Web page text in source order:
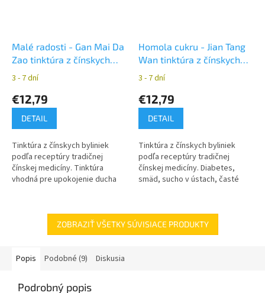
Malé radosti - Gan Mai Da
Zao tinktúra z čínskych
bylín YaoMedica
3 - 7 dní
€12,79
DETAIL
Tinktúra z čínskych byliniek
podľa receptúry tradičnej
čínskej medicíny. Tinktúra
vhodná pre upokojenie ducha
Homola cukru - Jian Tang
Wan tinktúra z čínskych
bylín YaoMedica
3 - 7 dní
€12,79
DETAIL
Tinktúra z čínskych byliniek
podľa receptúry tradičnej
čínskej medicíny. Diabetes,
smäd, sucho v ústach, časté
ZOBRAZIŤ VŠETKY SÚVISIACE PRODUKTY
Popis Podobné (9) Diskusia
Podrobný popis